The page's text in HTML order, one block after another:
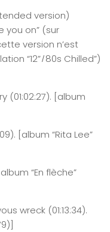
version)
you on” (sur
version n’est
“12” ̸ 80s Chilled”)
(01:02:27). [album
09). [album “Rita Lee”
“En flèche”
wreck (01:13:34).